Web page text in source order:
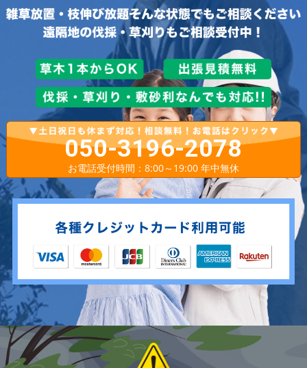
050-3196-2078
お電話受付時間：8:00～19:00 年中無休